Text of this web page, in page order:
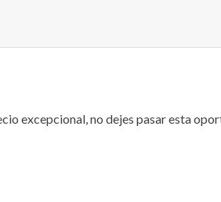
excepcional, no dejes pasar esta